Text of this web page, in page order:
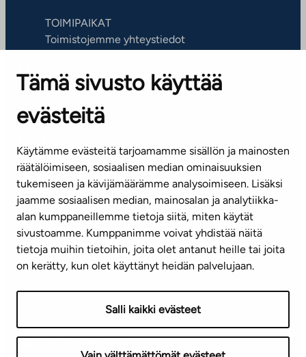
Tämä sivusto käyttää
evästeitä
Käytämme evästeitä tarjoamamme sisällön ja mainosten
räätälöimiseen, sosiaalisen median ominaisuuksien
tukemiseen ja kävijämäärämme analysoimiseen. Lisäksi
jaamme sosiaalisen median, mainosalan ja analytiikka-
alan kumppaneillemme tietoja siitä, miten käytät
sivustoamme. Kumppanimme voivat yhdistää näitä
tietoja muihin tietoihin, joita olet antanut heille tai joita
on kerätty, kun olet käyttänyt heidän palvelujaan.
Salli kaikki evästeet
TOIMIPAIKAT
Toimistojemme yhteystiedot
ASIAKASPALVELUKESKUS
Puh. 045 7734 3777
(arkisin klo 8-16)
info@ta.fi
Tilaa uutiskirje
Mediapankki
TietosuojaselosteSaavutettavuusseloste